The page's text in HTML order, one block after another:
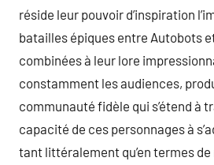
réside leur pouvoir d’inspiration
batailles épiques entre Autobots
combinées à leur lore
constamment les audiences,
communauté fidèle qui s’étend à
capacité de ces personnages à
tant littéralement qu’en termes